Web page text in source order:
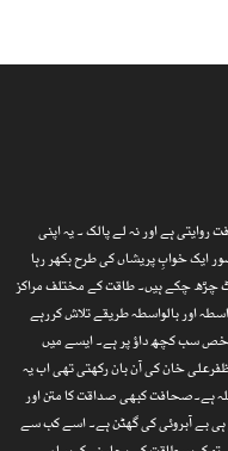
ہے اور نہ لے پالک ۔ یہ اپنی
ایک خوابِ پریشاں کی طرح بکھر رہا
چڑھ چکے ہیں۔ طاقت کے مختلف مراکز
اور بالواسطہ طریقے تلاش کررہے
سب کچھ داؤ پر ہے۔ ایسے میں
خان کی آن بان رکھتی تھی اب یہ
ہے۔صحافت کبھی صداقت کا متن اور
بے آبروئی کی گھٹن ہے۔ اسے کب سے